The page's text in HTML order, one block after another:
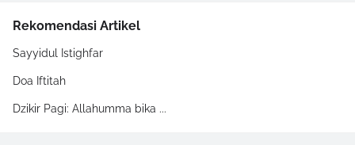
Rekomendasi Artikel
Sayyidul Istighfar
Doa Iftitah
Dzikir Pagi: Allahumma bika ...